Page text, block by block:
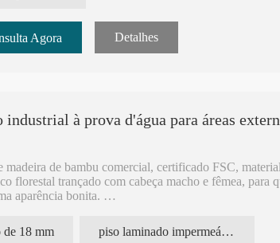
Agora Detalhes
à prova d'água para áreas
madeira de bambu comercial, certificado FSC,
florestal trançado com cabeça macho e fêmea, para
aparência bonita.
jardim de pátio externo comercial para decoração.
bambu comprimidas, técnicas de prensagem a quente,
de 18 mm piso laminado impermeável para exterior